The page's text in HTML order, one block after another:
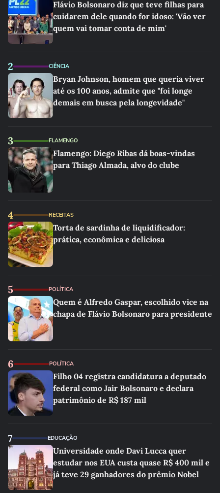
Flávio Bolsonaro diz que teve filhas para
cuidarem dele quando for idoso: 'Vão ver
quem vai tomar conta de mim'
2 CIÊNCIA
Bryan Johnson, homem que queria viver
até os 100 anos, admite que "foi longe
demais em busca pela longevidade"
3 FLAMENGO
Flamengo: Diego Ribas dá boas-vindas
para Thiago Almada, alvo do clube
4 RECEITAS
Torta de sardinha de liquidificador:
prática, econômica e deliciosa
5 POLÍTICA
Quem é Alfredo Gaspar, escolhido vice na
chapa de Flávio Bolsonaro para presidente
6 POLÍTICA
Filho 04 registra candidatura a deputado
federal como Jair Bolsonaro e declara
patrimônio de R$ 187 mil
7 EDUCAÇÃO
Universidade onde Davi Lucca quer
estudar nos EUA custa quase R$ 400 mil e
já teve 29 ganhadores do prêmio Nobel